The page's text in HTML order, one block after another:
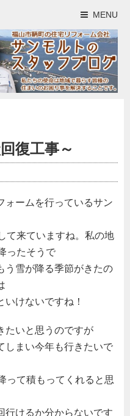
MENU
復工事～
ォームを行っているサン
て来ていますね。私の地
ったそうで
う雪が降る季節がきたの
いけないですね！
たいと思うのですが
しまい今年も行きたいで
って積もってくれると思
行けるか分からないです